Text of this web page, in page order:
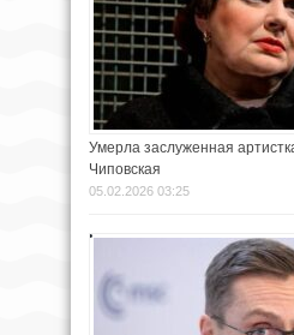
Умерла заслуженная
Чиповская
05.02.2026 03:25